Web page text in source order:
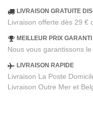
LIVRAISON GRATUITE
Livraison offerte dès 29 €
MEILLEUR PRIX GARANTI
Nous vous garantissons
LIVRAISON RAPIDE
Livraison La Poste
Livraison Outre Mer et